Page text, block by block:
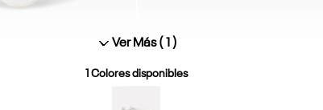
Ver Más ( 1)
Colores disponibles